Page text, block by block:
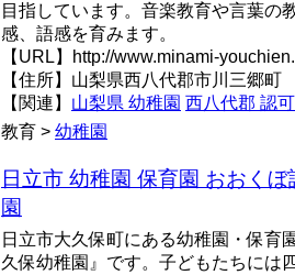
目指しています。音楽教育や言葉の
感、語感を育みます。
【URL】http://www.minami-
【住所】山梨県西八代郡市川三郷町
【関連】 山梨県 幼稚園 西八代郡 認可
教育 > 幼稚園
日立市 幼稚園 保育園 おおく
園
日立市大久保町にある幼稚園・保育
久保幼稚園』です。子どもたちには